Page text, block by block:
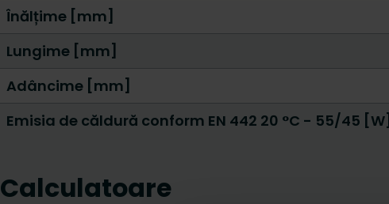
Înălțime [mm]
Lungime [mm]
Adâncime [mm]
Emisia de căldură conform EN 442 20 °C - 55/45 [W]
Calculatoare